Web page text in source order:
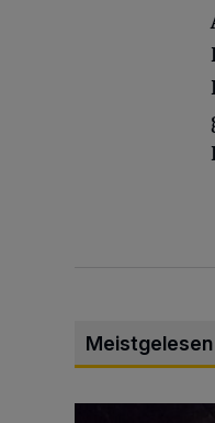
Meistgelesen